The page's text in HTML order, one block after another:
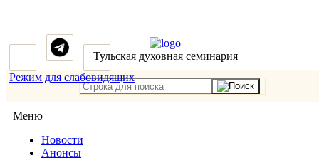
Режим для слабовидящих
Тульская духовная семинария
Меню
Новости
Анонсы